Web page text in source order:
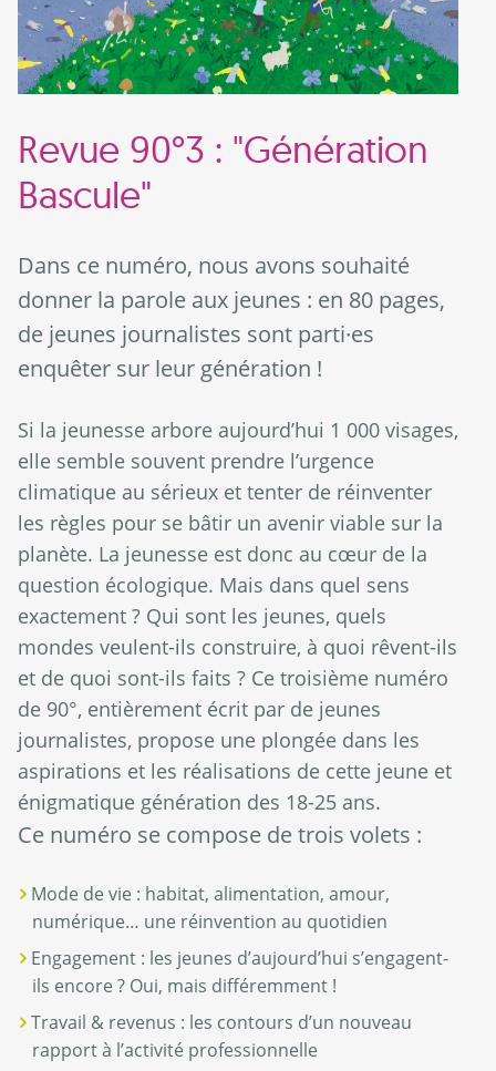
Revue 90°3 : "Génération
Bascule"
Dans ce numéro, nous avons souhaité
donner la parole aux jeunes : en 80 pages,
de jeunes journalistes sont parti·es
enquêter sur leur génération !
Si la jeunesse arbore aujourd’hui 1 000 visages,
elle semble souvent prendre l’urgence
climatique au sérieux et tenter de réinventer
les règles pour se bâtir un avenir viable sur la
planète. La jeunesse est donc au cœur de la
question écologique. Mais dans quel sens
exactement ? Qui sont les jeunes, quels
mondes veulent-ils construire, à quoi rêvent-ils
et de quoi sont-ils faits ? Ce troisième numéro
de 90°, entièrement écrit par de jeunes
journalistes, propose une plongée dans les
aspirations et les réalisations de cette jeune et
énigmatique génération des 18-25 ans.
Ce numéro se compose de trois volets :
Mode de vie : habitat, alimentation, amour,
numérique… une réinvention au quotidien
Engagement : les jeunes d’aujourd’hui s’engagent-
ils encore ? Oui, mais différemment !
Travail & revenus : les contours d’un nouveau
rapport à l’activité professionnelle